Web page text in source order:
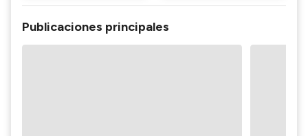
Publicaciones principales